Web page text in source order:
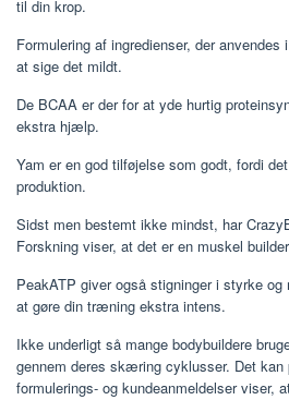
til din krop.
Formulering af ingredienser, der anvendes
at sige det mildt.
De BCAA er der for at yde hurtig
ekstra hjælp.
Yam er en god tilføjelse som godt, fordi
produktion.
Sidst men bestemt ikke mindst, har
Forskning viser, at det er en muskel
PeakATP giver også stigninger i styrke
at gøre din træning ekstra intens.
Ikke underligt så mange bodybuildere
gennem deres skæring cyklusser. Det kan
formulerings- og kundeanmeldelser viser,